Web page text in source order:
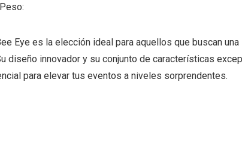
Eye es la elección ideal para aquellos que buscan
diseño innovador y su conjunto de características
para elevar tus eventos a niveles sorprendentes.